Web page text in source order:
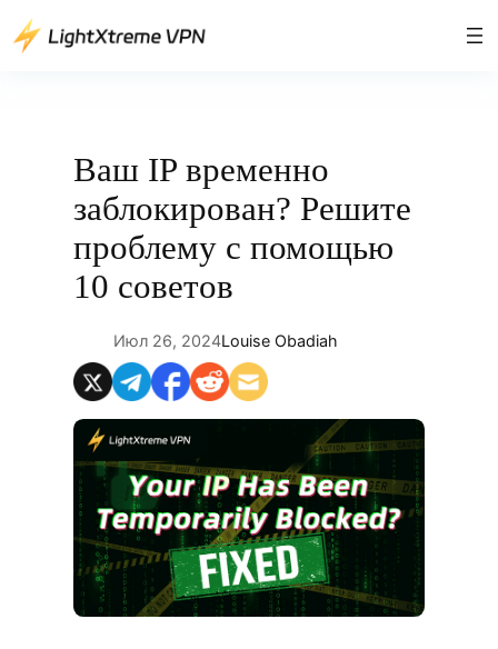
Перейти
Ваш IP временно
заблокирован? Решите
проблему с помощью
10 советов
Июл 26, 2024Louise Obadiah